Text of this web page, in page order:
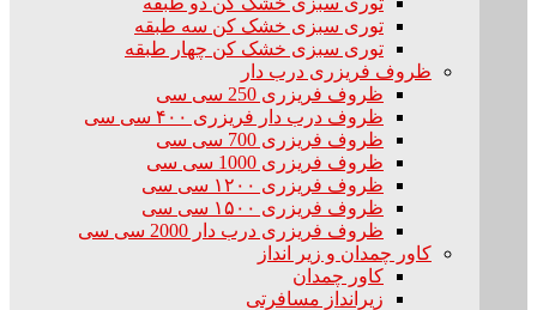
توری سبزی خشک کن سه طبقه
توری سبزی خشک کن چهار طبقه
ظروف فریزری درب دار
ظروف فریزری 250 سی سی
ظروف درب دار فریزری ۴۰۰ سی سی
ظروف فریزری 700 سی سی
ظروف فریزری 1000 سی سی
ظروف فریزری ۱۲۰۰ سی سی
ظروف فریزری ۱۵۰۰ سی سی
ظروف فریزری درب دار 2000 سی سی
کاور چمدان و زیر انداز
کاور چمدان
زیرانداز مسافرتی